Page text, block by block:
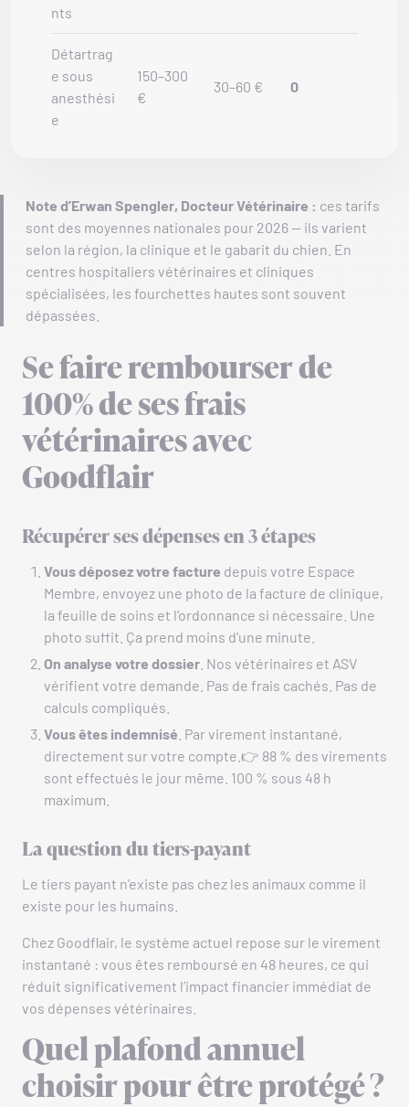
nts
Détartrag
e sous
anesthési
e
150–300
€
30–60 € 0
Note d’Erwan Spengler, Docteur Vétérinaire : ces tarifs
sont des moyennes nationales pour 2026 — ils varient
selon la région, la clinique et le gabarit du chien. En
centres hospitaliers vétérinaires et cliniques
spécialisées, les fourchettes hautes sont souvent
dépassées.
Se faire rembourser de
100% de ses frais
vétérinaires avec
Goodflair
Récupérer ses dépenses en 3 étapes
Vous déposez votre facture depuis votre Espace
Membre, envoyez une photo de la facture de clinique,
la feuille de soins et l’ordonnance si nécessaire. Une
photo suffit. Ça prend moins d’une minute.
On analyse votre dossier . Nos vétérinaires et ASV
vérifient votre demande. Pas de frais cachés. Pas de
calculs compliqués.
Vous êtes indemnisé . Par virement instantané,
directement sur votre compte.👉 88 % des virements
sont effectués le jour même. 100 % sous 48 h
maximum.
La question du tiers-payant
Le tiers payant n’existe pas chez les animaux comme il
existe pour les humains.
Chez Goodflair, le système actuel repose sur le virement
instantané : vous êtes remboursé en 48 heures, ce qui
réduit significativement l’impact financier immédiat de
vos dépenses vétérinaires.
Quel plafond annuel
choisir pour être protégé ?